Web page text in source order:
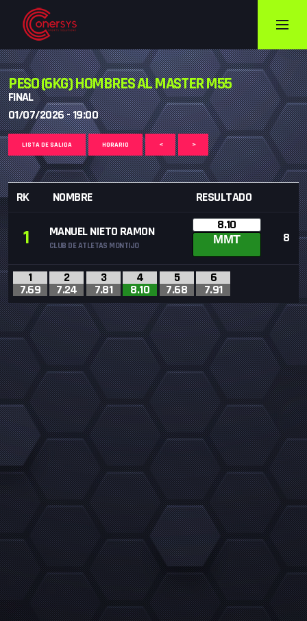
PESO (6KG) HOMBRES AL MASTER M55
FINAL
01/07/2026 - 19:00
LISTA DE SALIDA HORARIO < >
RK NOMBRE RESULTADO
1 MANUEL NIETO RAMON
CLUB DE ATLETAS MONTIJO
8.10
MMT 8
1
7.69
2
7.24
3
7.81
4
8.10
5
7.68
6
7.91